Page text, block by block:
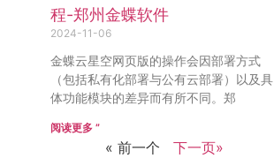
程-郑州金蝶软件
2024-11-06
金蝶云星空网页版的操作会因部署方式
（包括私有化部署与公有云部署）以及具
体功能模块的差异而有所不同。郑
阅读更多 ”
« 前一个 下一页»